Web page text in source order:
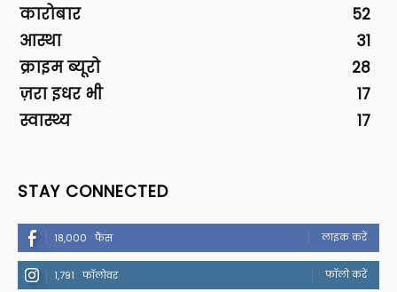
कारोबार
52
आस्था
31
क्राइम ब्यूरो
28
ज़रा इधर भी
17
स्वास्थ्य
17
STAY CONNECTED
18,000 फैंस लाइक करें
1,791 फॉलोवर फॉलो करें